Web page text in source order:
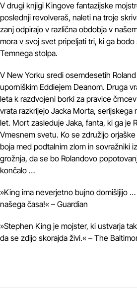
V drugi knjigi Kingove fantazijske
poslednji revolveraš, naleti na troje
zanj odpirajo v različna obdobja v
mora v svoj svet pripeljati tri, ki ga
Temnega stolpa.
V New Yorku sredi osemdesetih
uporniškim Eddiejem Deanom. Druga
leta k razdvojeni borki za pravice
vrata razkrijejo Jacka Morta, serijskega
let. Mort zasleduje Jaka, fanta, ki ga je
Vmesnem svetu. Ko se združijo
boja med podtalnim zlom in sovražniki
grožnja, da se bo Rolandovo
končalo …
»King ima neverjetno bujno domišljijo
našega časa!« – Guardian
»Stephen King je mojster, ki ustvarja
da se zdijo skorajda živi.« – The